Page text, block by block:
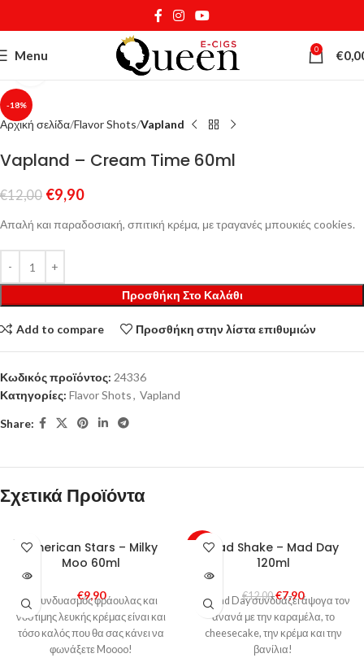
Menu 0 €
-18%
Κάντε κλικ για μεγέθυνση
Αρχική σελίδα Flavor Shots Vapland
Vapland – Cream Time 60ml
€12,00 €9,90
Απαλή και παραδοσιακή, σπιτική κρέμα, με τραγανές μπουκιές cookies.
Προσθήκη Στο Καλάθι
Add to compare Προσθήκη στην λίστα επιθυμιών
Κωδικός προϊόντος: 24336
Κατηγορίες: Flavor Shots, Vapland
Share:
Σχετικά Προϊόντα
SOLD
OUTAmerican Stars – Milky
Moo 60ml
€9,90
Ο συνδυασμός φράουλας και
νόστιμης λευκής κρέμας είναι και
τόσο καλός που θα σας κάνει να
φωνάξετε Moooo!
-34%
SOLD
Mad Shake – Mad Day
120ml
€12,00 €7,90
To Mad Day συνδυάζει άψογα τον
ανανά με την καραμέλα, το
cheesecake, την κρέμα και την
βανίλια!